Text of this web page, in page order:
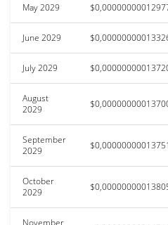
May 2029
June 2029
July 2029
August
2029
September
2029
October
2029
November